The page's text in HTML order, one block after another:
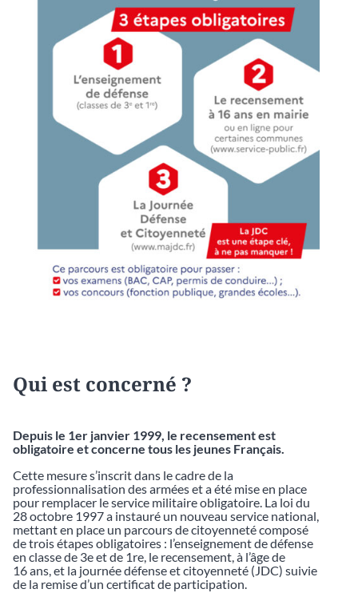
Qui est concerné ?
Depuis le 1er janvier 1999, le recensement est
obligatoire et concerne tous les jeunes Français.
Cette mesure s’inscrit dans le cadre de la
professionnalisation des armées et a été mise en place
pour remplacer le service militaire obligatoire. La loi du
28 octobre 1997 a instauré un nouveau service national,
mettant en place un parcours de citoyenneté composé
de trois étapes obligatoires : l’enseignement de défense
en classe de 3e et de 1re, le recensement, à l’âge de
16 ans, et la journée défense et citoyenneté (JDC) suivie
de la remise d’un certificat de participation.